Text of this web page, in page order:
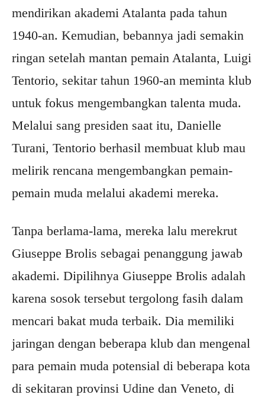
mendirikan akademi Atalanta pada tahun
1940-an. Kemudian, bebannya jadi semakin
ringan setelah mantan pemain Atalanta, Luigi
Tentorio, sekitar tahun 1960-an meminta klub
untuk fokus mengembangkan talenta muda.
Melalui sang presiden saat itu, Danielle
Turani, Tentorio berhasil membuat klub mau
melirik rencana mengembangkan pemain-
pemain muda melalui akademi mereka.
Tanpa berlama-lama, mereka lalu merekrut
Giuseppe Brolis sebagai penanggung jawab
akademi. Dipilihnya Giuseppe Brolis adalah
karena sosok tersebut tergolong fasih dalam
mencari bakat muda terbaik. Dia memiliki
jaringan dengan beberapa klub dan mengenal
para pemain muda potensial di beberapa kota
di sekitaran provinsi Udine dan Veneto, di